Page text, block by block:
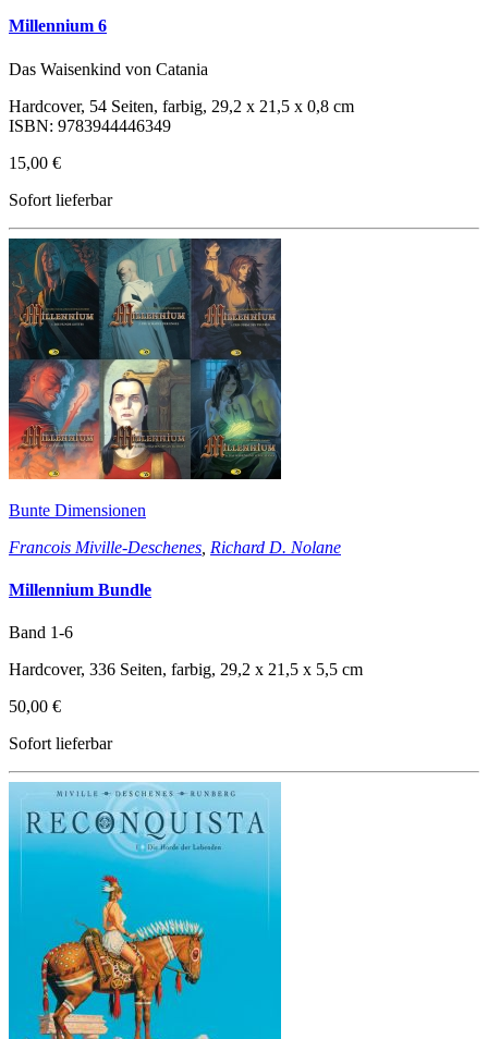
Millennium 6
Das Waisenkind von Catania
Hardcover, 54 Seiten, farbig, 29,2 x 21,5 x 0,8 cm
ISBN: 9783944446349
15,00 €
Sofort lieferbar
Bunte Dimensionen
Francois Miville-Deschenes Richard D. Nolane
Millennium Bundle
Band 1-6
Hardcover, 336 Seiten, farbig, 29,2 x 21,5 x 5,5 cm
50,00 €
Sofort lieferbar